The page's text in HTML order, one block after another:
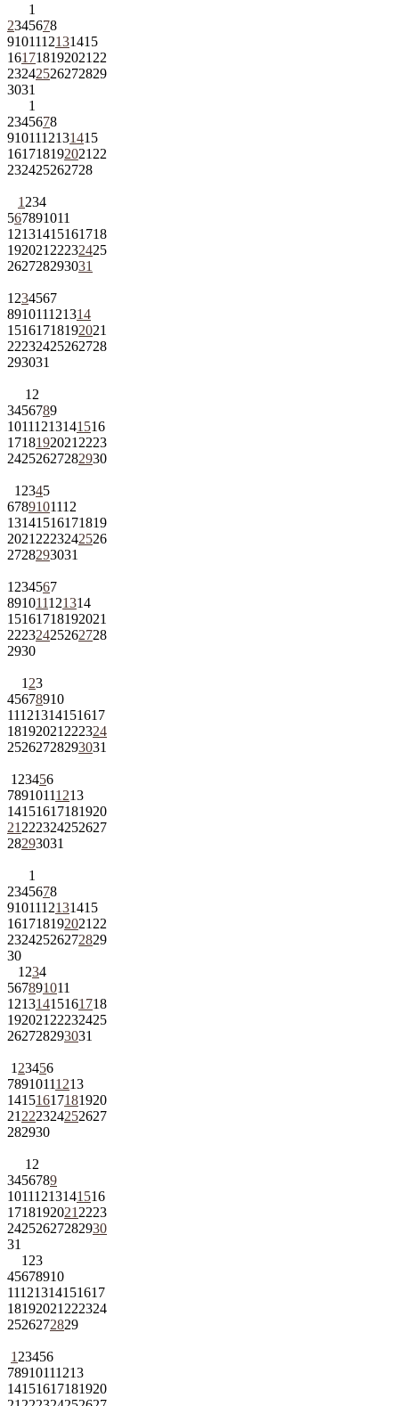
1
2345678
9101112131415
161718192021 22
23242526272829
3031
1
2345678
9101112131415
161718192021 22
232425262728
1 234
567891011
12131415161718
192021 22232425
262728293031
1 234567
891011121314
15161718192021
22232425262728
293031
1 2
3456789
10111213141516
1718192021 2223
24252627282930
1 2345
6789101112
13141516171819
2021 2223242526
2728293031
1 234567
891011121314
15161718192021
22232425262728
2930
1 23
45678910
11121314151617
18192021 222324
25262728293031
1 23456
78910111213
14151617181920
21 222324252627
28293031
1
2345678
9101112131415
161718192021 22
23242526272829
30
1 234
567891011
12131415161718
192021 22232425
262728293031
1 23456
78910111213
14151617181920
21 222324252627
282930
1 2
3456789
10111213141516
1718192021 2223
24252627282930
31
1 23
45678910
11121314151617
18192021 222324
2526272829
1 23456
78910111213
14151617181920